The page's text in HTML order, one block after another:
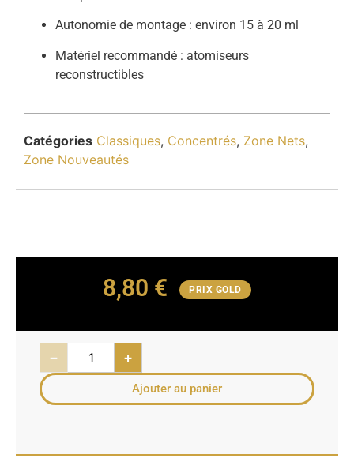
Autonomie de montage : environ 15 à 20 ml
Matériel recommandé : atomiseurs
reconstructibles
Catégories Classiques, Concentrés, Zone Nets,
Zone Nouveautés
8,80 € PRIX GOLD
− +
Ajouter au panier